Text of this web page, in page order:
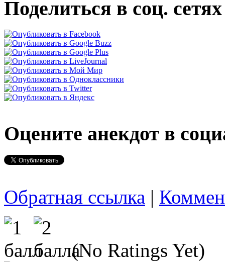
Поделиться в соц. сетях
Оцените анекдот в
Обратная ссылка |
(No Ratings Yet)